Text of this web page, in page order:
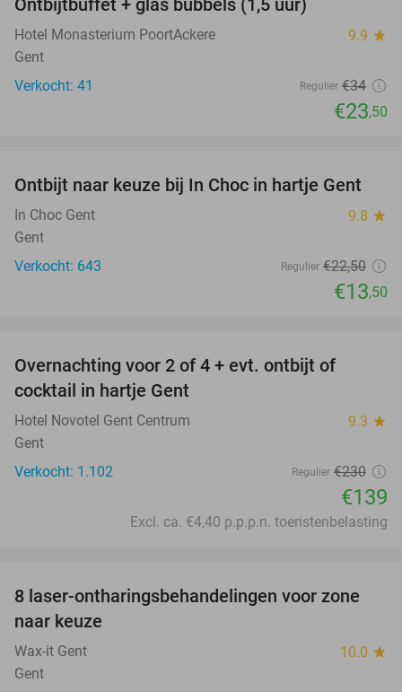
Hotel Monasterium PoortAckere 9.9 star
Gent
Verkocht: 41
Regulier €34
€23,50
40%
Ontbijt naar keuze bij In Choc in hartje Gent
In Choc Gent 9.8 star
Gent
Verkocht: 643
Regulier €22,50
€13,50
Overnachting voor 2 of 4 + evt. ontbijt of
cocktail in hartje Gent
Hotel Novotel Gent Centrum 9.3 star
Gent
Verkocht: 1.102
Regulier €230
€139
Excl. ca. €4,40 p.p.p.n. toeristenbelasting
85%
8 laser-ontharingsbehandelingen voor zone
naar keuze
Wax-it Gent 10.0 star
Gent